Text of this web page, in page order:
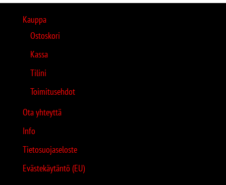
Kauppa
Ostoskori
Kassa
Tilini
Toimitusehdot
Ota yhteyttä
Info
Tietosuojaseloste
Evästekäytäntö (EU)